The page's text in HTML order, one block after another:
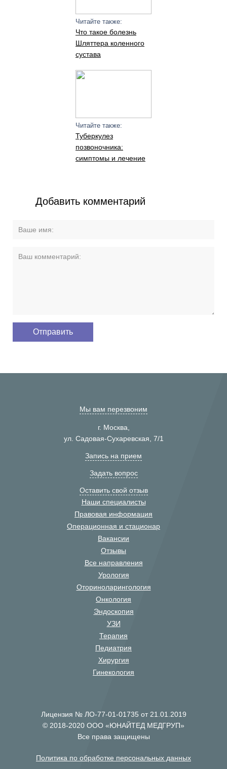
Читайте также:
Что такое болезнь
Шляттера коленного
сустава
Читайте также:
Туберкулез
позвоночника:
симптомы и лечение
Добавить комментарий
Мы вам перезвоним
г. Москва,
ул. Садовая-Сухаревская, 7/1
Запись на прием
Задать вопрос
Оставить свой отзыв
Наши специалисты
Правовая информация
Операционная и стационар
Вакансии
Отзывы
Все направления
Урология
Оториноларингология
Онкология
Эндоскопия
УЗИ
Терапия
Педиатрия
Хирургия
Гинекология
Лицензия № ЛО-77-01-01735 от 21.01.2019
© 2018-2020 ООО «ЮНАЙТЕД МЕДГРУП»
Все права защищены
Политика по обработке персональных данных